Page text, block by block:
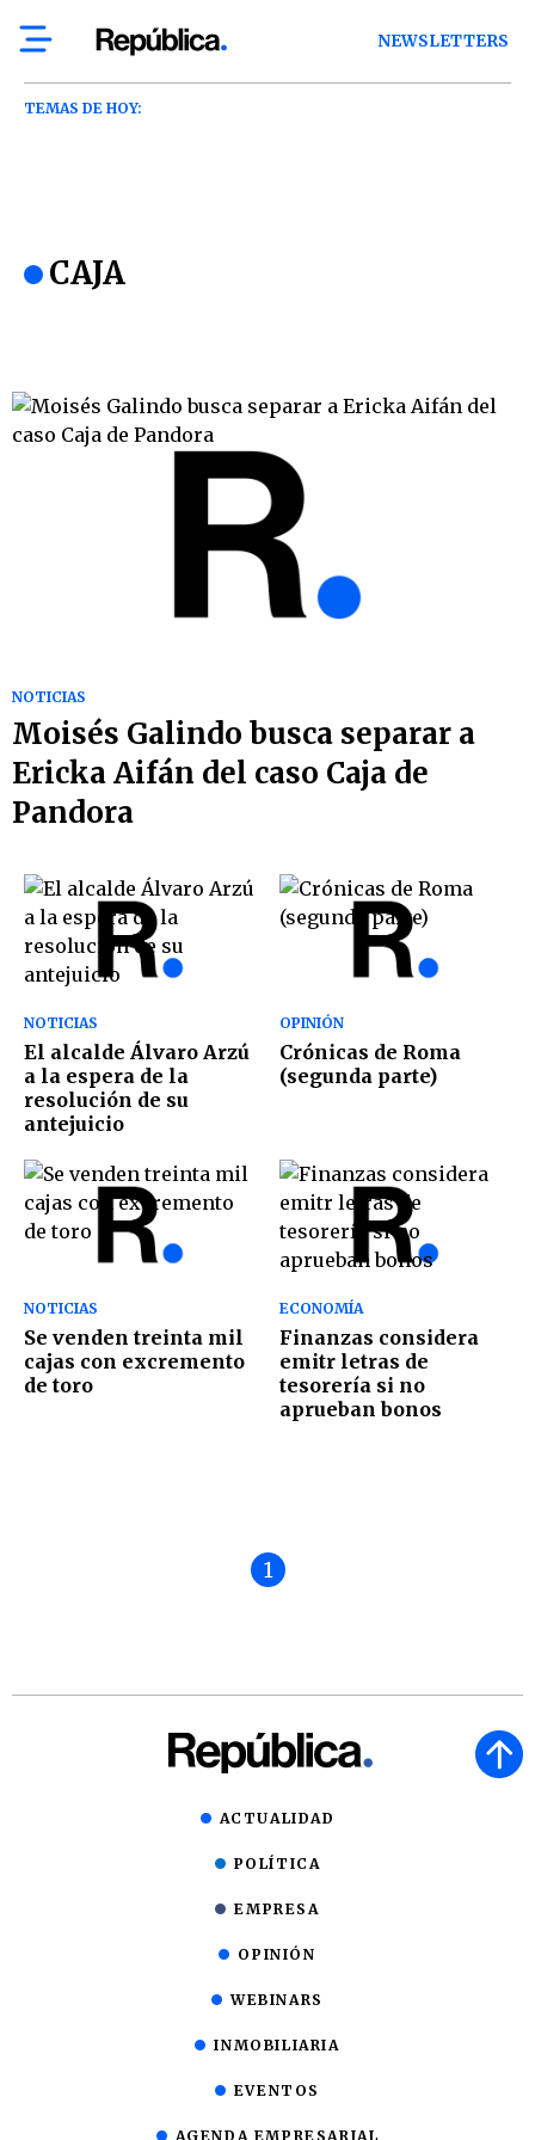
NEWSLETTERS
TEMAS DE HOY:
CAJA
NOTICIAS
Moisés Galindo busca separar a
Ericka Aifán del caso Caja de
Pandora
NOTICIAS
El alcalde Álvaro Arzú
a la espera de la
resolución de su
antejuicio
OPINIÓN
Crónicas de Roma
(segunda parte)
NOTICIAS
Se venden treinta mil
cajas con excremento
de toro
ECONOMÍA
Finanzas considera
emitr letras de
tesorería si no
aprueban bonos
1
ACTUALIDAD
POLÍTICA
EMPRESA
OPINIÓN
WEBINARS
INMOBILIARIA
EVENTOS
AGENDA EMPRESARIAL